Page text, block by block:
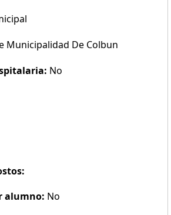
Municipalidad De Colbun
No
alumno: No